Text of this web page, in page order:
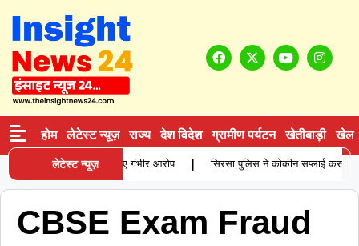
होम लेटेस्ट न्यूज़ राज्य देश विदेश ग्रामीण पर्यटन खेतीबाड़ी खेल
लेटेस्ट न्यूज़
की मौत, परिजनों ने लगाए गंभीर आरोप सिरसा पुलिस ने कोकीन सप्लाई करने
CBSE Exam Fraud